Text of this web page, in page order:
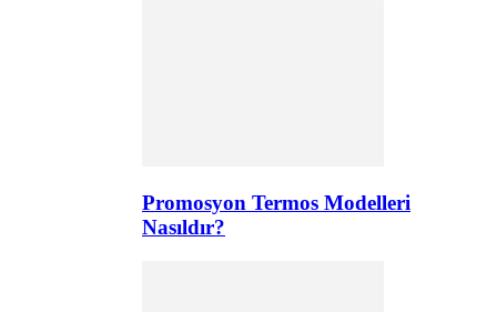
Promosyon Termos Modelleri
Nasıldır?